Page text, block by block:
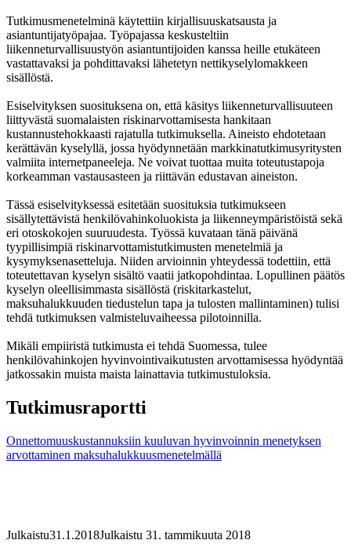
Tutkimusmenetelminä käytettiin kirjallisuuskatsausta ja
asiantuntijatyöpajaa. Työpajassa keskusteltiin
liikenneturvallisuustyön asiantuntijoiden kanssa heille etukäteen
vastattavaksi ja pohdittavaksi lähetetyn nettikyselylomakkeen
sisällöstä.
Esiselvityksen suosituksena on, että käsitys liikenneturvallisuuteen
liittyvästä suomalaisten riskinarvottamisesta hankitaan
kustannustehokkaasti rajatulla tutkimuksella. Aineisto ehdotetaan
kerättävän kyselyllä, jossa hyödynnetään markkinatutkimusyritysten
valmiita internetpaneeleja. Ne voivat tuottaa muita toteutustapoja
korkeamman vastausasteen ja riittävän edustavan aineiston.
Tässä esiselvityksessä esitetään suosituksia tutkimukseen
sisällytettävistä henkilövahinkoluokista ja liikenneympäristöistä sekä
eri otoskokojen suuruudesta. Työssä kuvataan tänä päivänä
tyypillisimpiä riskinarvottamistutkimusten menetelmiä ja
kysymyksenasetteluja. Niiden arvioinnin yhteydessä todettiin, että
toteutettavan kyselyn sisältö vaatii jatkopohdintaa. Lopullinen päätös
kyselyn oleellisimmasta sisällöstä (riskitarkastelut,
maksuhalukkuuden tiedustelun tapa ja tulosten mallintaminen) tulisi
tehdä tutkimuksen valmisteluvaiheessa pilotoinnilla.
Mikäli empiiristä tutkimusta ei tehdä Suomessa, tulee
henkilövahinkojen hyvinvointivaikutusten arvottamisessa hyödyntää
jatkossakin muista maista lainattavia tutkimustuloksia.
Tutkimusraportti
Onnettomuuskustannuksiin kuuluvan hyvinvoinnin menetyksen
arvottaminen maksuhalukkuusmenetelmällä
Julkaistu31.1.2018Julkaistu 31. tammikuuta 2018